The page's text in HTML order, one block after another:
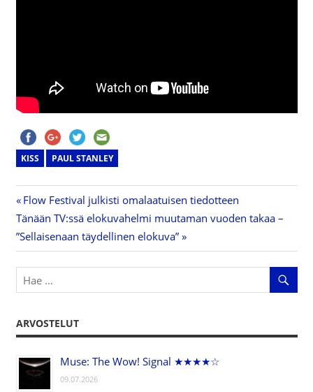
KISS PAUL STANLEY
Artikkelien
selaus
Previous
Post:
Flow Festival julkisti omalaatuisen tiedotteen
Next
Post:
Tänään TV:ssä elokuvahelmi muutaman vuoden takaa –
”Sellaisenaan täydellinen elokuva”
ARVOSTELUT
Muse: The Wow! Signal ★★★★☆
09.07.2026